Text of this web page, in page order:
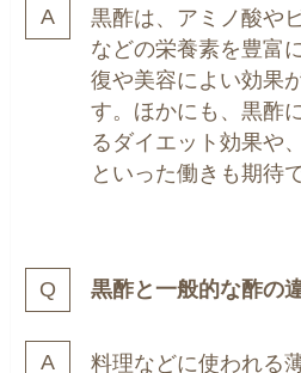
黒酢は、アミノ酸や
などの栄養素を豊富
復や美容によい効果
す。ほかにも、黒酢
るダイエット効果や
といった働きも期待
黒酢と一般的な酢の
料理などに使われる